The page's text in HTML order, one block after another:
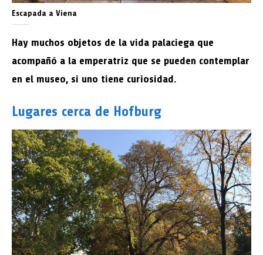
Escapada a Viena
Hay muchos objetos de la vida palaciega que
acompañó a la emperatriz que se pueden contemplar
en el museo, si uno tiene curiosidad.
Lugares cerca de Hofburg